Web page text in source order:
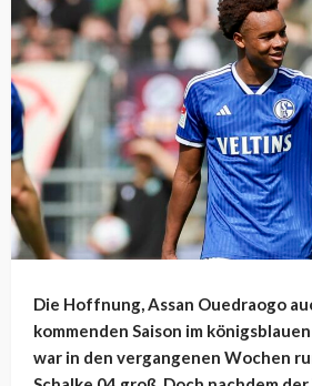
Die Hoffnung, Assan Ouedraogo
kommenden Saison im
war in den vergangenen Wochen